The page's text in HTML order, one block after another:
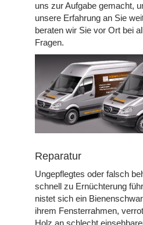
uns zur Aufgabe gemacht,
unsere Erfahrung an Sie
beraten wir Sie vor Ort bei
Fragen.
Reparatur
Ungepflegtes oder falsch
schnell zu Ernüchterung
nistet sich ein
ihrem Fensterrahmen,
Holz an schlecht